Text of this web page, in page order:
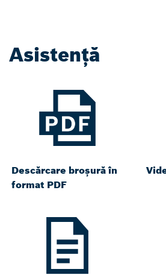
Asistență
Descărcare broșură în
format PDF